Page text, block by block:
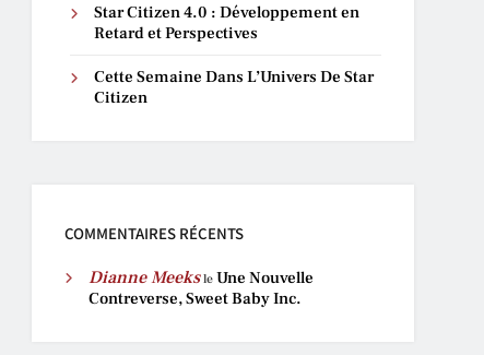
Star Citizen 4.0 : Développement en
Retard et Perspectives
Cette Semaine Dans L’Univers De Star
Citizen
COMMENTAIRES RÉCENTS
Dianne MeeksleUne Nouvelle
Contreverse, Sweet Baby Inc.